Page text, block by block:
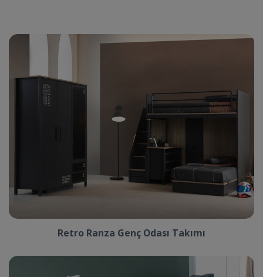
Retro Ranza Genç Odası Takımı